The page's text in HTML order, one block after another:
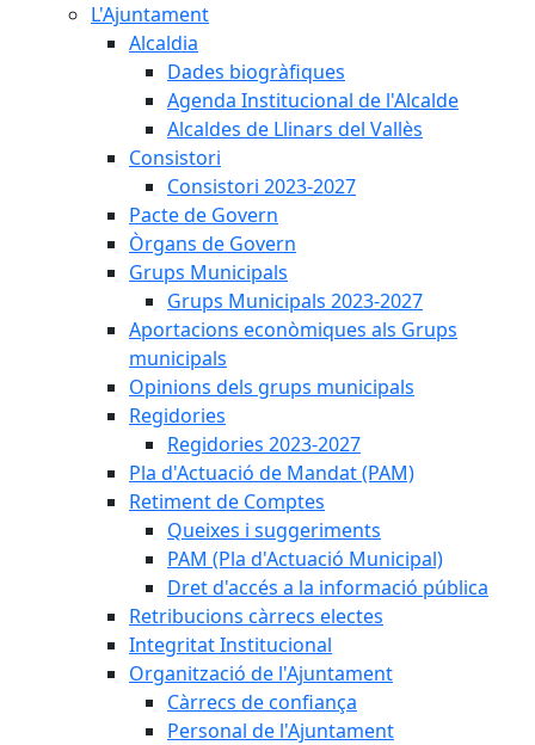
L'Ajuntament
Alcaldia
Dades biogràfiques
Agenda Institucional de l'Alcalde
Alcaldes de Llinars del Vallès
Consistori
Consistori 2023-2027
Pacte de Govern
Òrgans de Govern
Grups Municipals
Grups Municipals 2023-2027
Aportacions econòmiques als Grups
municipals
Opinions dels grups municipals
Regidories
Regidories 2023-2027
Pla d'Actuació de Mandat (PAM)
Retiment de Comptes
Queixes i suggeriments
PAM (Pla d'Actuació Municipal)
Dret d'accés a la informació pública
Retribucions càrrecs electes
Integritat Institucional
Organització de l'Ajuntament
Càrrecs de confiança
Personal de l'Ajuntament